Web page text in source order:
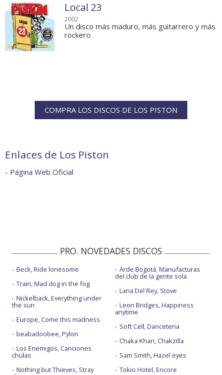
Local 23
2002
Un disco más maduro, más guitarrero y más
rockero
COMPRA LOS DISCOS DE LOS PISTON
Enlaces de Los Piston
- Página Web Oficial
PRO. NOVEDADES DISCOS
Beck, Ride lonesome
Train, Mad dog in the fog
Nickelback, Everything under
the sun
Europe, Come this madness
beabadoobee, Pylon
Los Enemigos, Canciones
chulas
Nothing but Thieves, Stray
Arde Bogotá, Manufacturas
del club de la gente sola
Lana Del Rey, Stove
Leon Bridges, Happiness
anytime
Soft Cell, Danceteria
Chaka Khan, Chakzilla
Sam Smith, Hazel eyes
Tokio Hotel, Encore